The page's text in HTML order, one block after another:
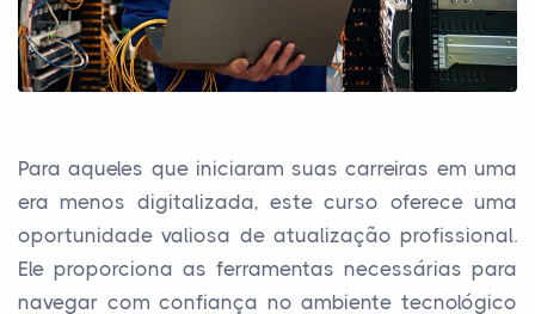
Para aqueles que iniciaram suas carreiras em uma
era menos digitalizada, este curso oferece uma
oportunidade valiosa de atualização profissional.
Ele proporciona as ferramentas necessárias para
navegar com confiança no ambiente tecnológico